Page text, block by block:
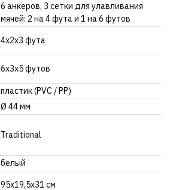
6 анкеров, 3 сетки для улавливания
мячей: 2 на 4 фута и 1 на 6 футов
4х2х3 фута
6х3х5 футов
пластик (PVC / PP)
Ø 44 мм
Traditional
белый
95х19,5х31 см